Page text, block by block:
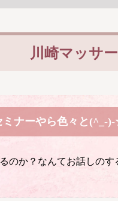
川崎マッサ
ミナーやら色々と(^_-
のか？なんてお話しの